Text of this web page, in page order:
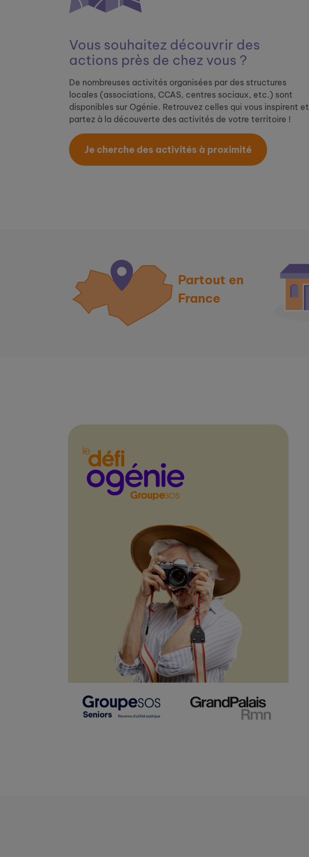
Vous souhaitez découvrir ​ des
actions près de chez vous ?
De nombreuses activités organisées par des structures
locales (associations, CCAS, centres sociaux, etc.) sont
disponibles sur Ogénie. Retrouvez celles qui vous inspirent et
partez à la découverte des activités de votre territoire !
Je cherche des activités à proximité​
Partout en
France